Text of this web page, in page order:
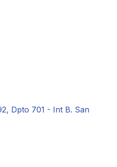
Dpto 701 - Int B. San